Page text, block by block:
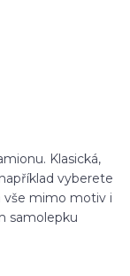
Klasická,
vyberete
vše mimo motiv i
samolepku